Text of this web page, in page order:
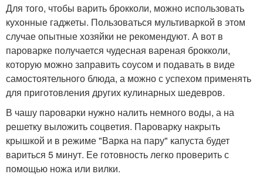
Для того, чтобы варить брокколи, можно использовать
кухонные гаджеты. Пользоваться мультиваркой в этом
случае опытные хозяйки не рекомендуют. А вот в
пароварке получается чудесная вареная брокколи,
которую можно заправить соусом и подавать в виде
самостоятельного блюда, а можно с успехом применять
для приготовления других кулинарных шедевров.
В чашу пароварки нужно налить немного воды, а на
решетку выложить соцветия. Пароварку накрыть
крышкой и в режиме "Варка на пару" капуста будет
вариться 5 минут. Ее готовность легко проверить с
помощью ножа или вилки.